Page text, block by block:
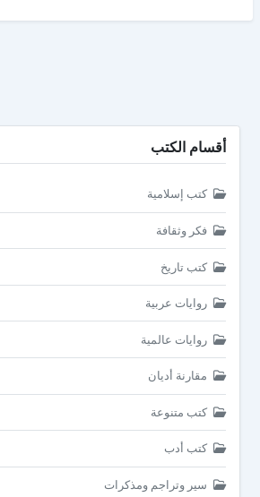
أقسام الكتب
كتب إسلامية
فكر وثقافة
كتب تاريخ
روايات عربية
روايات عالمية
مقارنة أديان
كتب متنوعة
كتب أدب
سير وتراجم ومذكرات